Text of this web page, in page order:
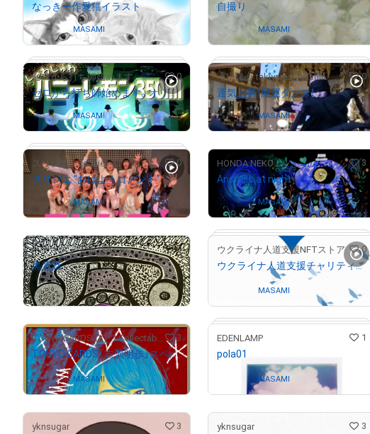
# 2931/10000
# 2067/10000
# 3803/10000
なっきー作愛猫イラスト
Owned by MASAMI
# 1410/10000
自撮り
Owned byMASAMI
# 3325/10000
ゼロから打ち師始めます 0
ゼロから打ち師始めます。オリジナルパフォーマンス！
Owned byMASAMI
滝山隆心 takiyama_ryushin 0
運気上昇！開運ダンス！
Owned byMASAMI
# 181/10000
スリジエ～cerisier～ 0
スリジエ “おはようコメント”
Owned byMASAMI
HONDA NEKO 3
Animals at night
Owned byMASAMI
ハナキズノアカザル 0
黒電話
¥10,000 ($ 63.37)
# 23/500
ウクライナ人道支援NFTストア 0
ウクライナ人道支援チャリティNFT 1,000円
MASAMI
TOKYO.CARDS (X)³™ Collectables Store 3
TOKYO.CARDS「吉沢明歩」スペードのキング - あ / TOKYO.CARDS「Akiho Yoshizawa」King of Spades - a
Owned by MASAMI
EDENLAMP 1
pola01
MASAMI
yknsugar 3 yknsugar 3